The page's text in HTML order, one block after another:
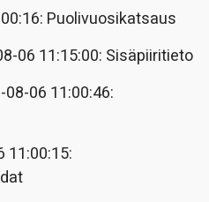
Puolivuosikatsaus
06 11:15:00: Sisäpiiritieto
08-06 11:00:46:
11:00:15: